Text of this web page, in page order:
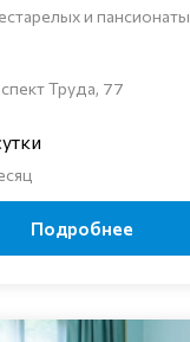
и пансионаты
Труда, 77
Подробнее